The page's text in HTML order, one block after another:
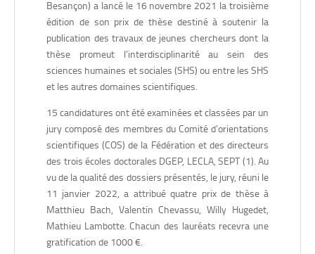
• Irène LE ROY LADURIE,Centre Pluridisciplinaire Textes et
Cultures (CPTC – UR 4178 – Université de Bourgogne),
pour sa thèse en Littérature Générale et Comparée,
intitulée «« Une préférence pour la douceur ». Récit(s) de
la caresse à l’époque contemporaine (1980-2019).
Histoire, esthétique et poétique en bande dessinée et en
littérature. Domaines français, anglais, allemand, italien et
nord-américain », soutenue le 10 décembre 2021.
– Mots-clés : caresse, toucher, bande dessinée, récit,
littérature contemporaine, études sensorielles.
• Lucas PROFILLET,Culture Sport Santé Société (C3S –
EA4660 – Université de Franche-Comté), pour sa thèse en
Sciences et Techniques des Activités Physiques et
Sportives (STAPS), intitulée «
Besançon) a lancé le 16 novembre 2021 la troisième
édition de son prix de thèse destiné à soutenir la
publication des travaux de jeunes chercheurs dont la
thèse promeut l’interdisciplinarité au sein des
sciences humaines et sociales (SHS) ou entre les SHS
et les autres domaines scientifiques.
15 candidatures ont été examinées et classées par un
jury composé des membres du Comité d’orientations
scientifiques (COS) de la Fédération et des directeurs
des trois écoles doctorales DGEP, LECLA, SEPT (1). Au
vu de la qualité des dossiers présentés, le jury, réuni le
11 janvier 2022, a attribué quatre prix de thèse à
Matthieu Bach, Valentin Chevassu, Willy Hugedet,
Mathieu Lambotte. Chacun des lauréats recevra une
gratification de 1000 €.